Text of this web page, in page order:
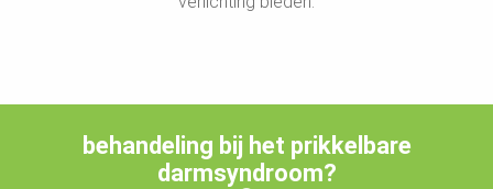
behandeling bij het prikkelbare
darmsyndroom?